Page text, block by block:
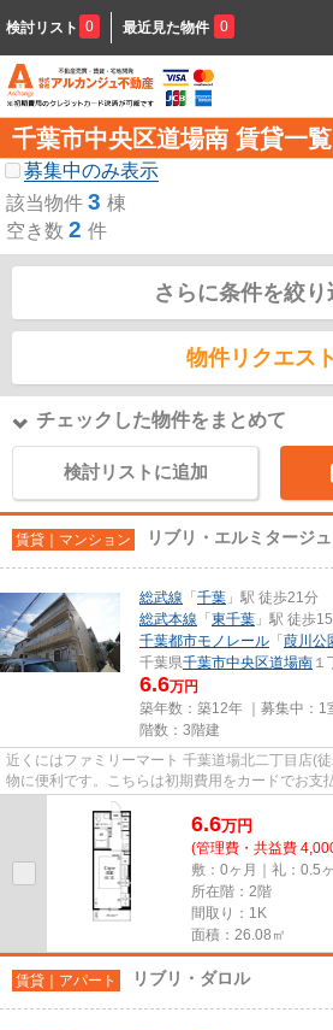
検討リスト 0 最近見た物件 0
千葉市中央区道場南 賃貸一覧
募集中のみ表示
該当物件 3 棟
空き数 2 件
さらに条件を絞り
物件リクエスト
チェックした物件をまとめて
検討リストに追加
賃貸｜マンション リブリ・エルミタージュ
総武線 「 千葉 」駅 徒歩21分
総武本線 「 東千葉 」駅 徒歩
千葉都市モノレール 「 葭川公
千葉県千葉市中央区道場南 １
6.6万円
築年数：築12年 ｜募集中： 1
階数：3階建
近くにはファミリーマート 千葉道場北二丁目店(
物に便利です。こちらは初期費用をカードでお支
払い手続きの手間が省けま...
6.6万円
(管理費・共益費
敷：0ヶ月｜礼：0.5
所在階：2階
間取り：1K
面積：26.08㎡
賃貸｜アパート リブリ・ダロル